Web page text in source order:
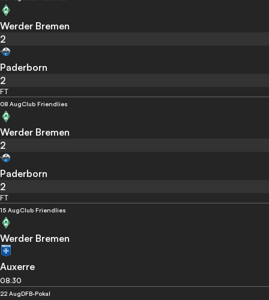
Werder Bremen
2
Paderborn
2
FT
08 AugClub Friendlies
Werder Bremen
2
Paderborn
2
FT
15 AugClub Friendlies
Werder Bremen
Auxerre
08:30
22 AugDFB-Pokal